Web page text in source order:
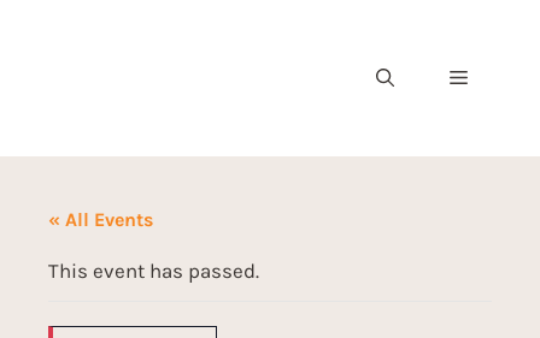
« All Events
This event has passed.